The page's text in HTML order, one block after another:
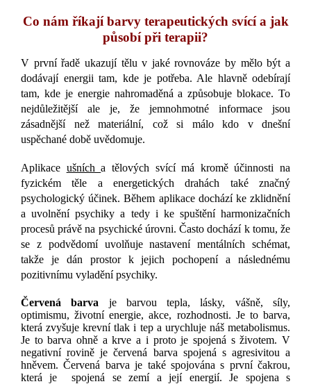
Co nám říkají barvy terapeutických svící a jak
působí při terapii?
V první řadě ukazují tělu v jaké rovnováze by mělo být a
dodávají energii tam, kde je potřeba. Ale hlavně odebírají
tam, kde je energie nahromaděná a způsobuje blokace. To
nejdůležitější ale je, že jemnohmotné informace jsou
zásadnější než materiální, což si málo kdo v dnešní
uspěchané době uvědomuje.
Aplikace ušnícha tělových svící má kromě účinnosti na
fyzickém těle a energetických drahách také značný
psychologický účinek. Během aplikace dochází ke zklidnění
a uvolnění psychiky a tedy i ke spuštění harmonizačních
procesů právě na psychické úrovni. Často dochází k tomu, že
se z podvědomí uvolňuje nastavení mentálních schémat,
takže je dán prostor k jejich pochopení a následnému
pozitivnímu vyladění psychiky.
Červená barva je barvou tepla, lásky, vášně, síly,
optimismu, životní energie, akce, rozhodnosti. Je to barva,
která zvyšuje krevní tlak i tep a urychluje náš metabolismus.
Je to barva ohně a krve a i proto je spojená s životem. V
negativní rovině je červená barva spojená s agresivitou a
hněvem. Červená barva je také spojována s první čakrou,
která je spojená se zemí a její energií. Je spojena s